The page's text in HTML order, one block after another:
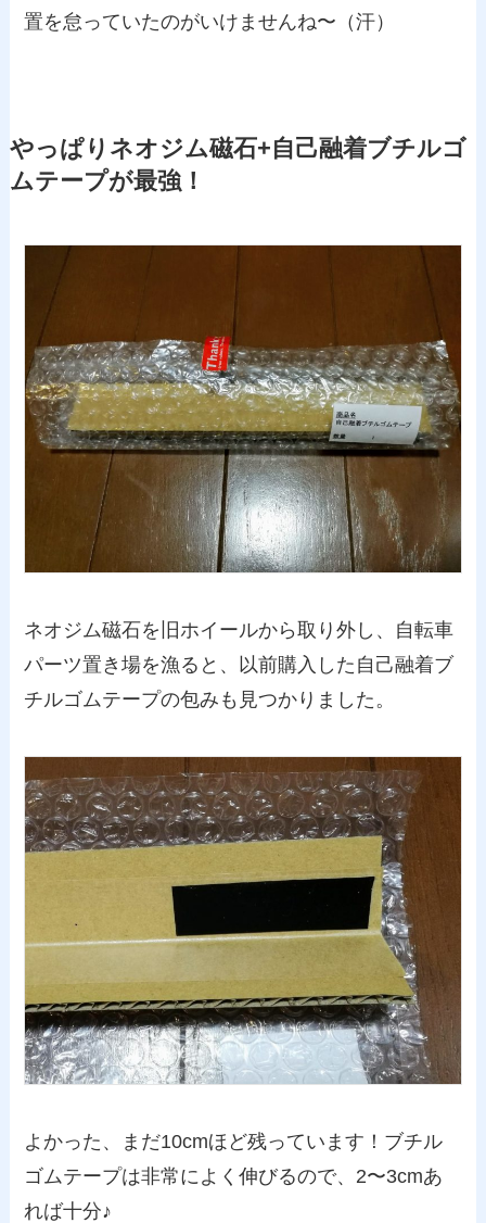
置を怠っていたのがいけませんね〜（汗）
やっぱりネオジム磁石+自己融着ブチルゴ
ムテープが最強！
ネオジム磁石を旧ホイールから取り外し、自転車
パーツ置き場を漁ると、以前購入した自己融着ブ
チルゴムテープの包みも見つかりました。
よかった、まだ10cmほど残っています！ブチル
ゴムテープは非常によく伸びるので、2〜3cmあ
れば十分♪